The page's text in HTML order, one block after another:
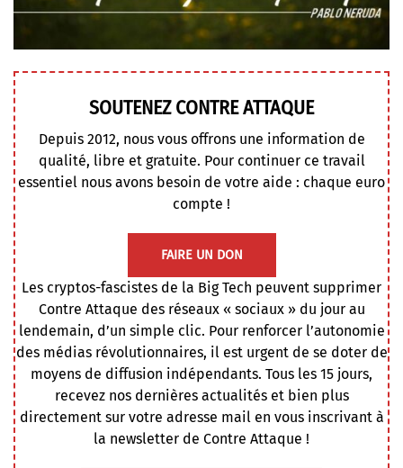
SOUTENEZ CONTRE ATTAQUE
Depuis 2012, nous vous offrons une information de
qualité, libre et gratuite. Pour continuer ce travail
essentiel nous avons besoin de votre aide : chaque euro
compte !
FAIRE UN DON
Les cryptos-fascistes de la Big Tech peuvent supprimer
Contre Attaque des réseaux « sociaux » du jour au
lendemain, d’un simple clic. Pour renforcer l’autonomie
des médias révolutionnaires, il est urgent de se doter de
moyens de diffusion indépendants. Tous les 15 jours,
recevez nos dernières actualités et bien plus
directement sur votre adresse mail en vous inscrivant à
la newsletter de Contre Attaque !